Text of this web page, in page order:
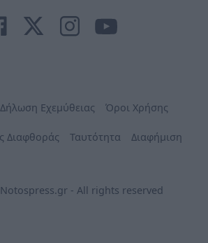
Δήλωση Εχεμύθειας Όροι Χρήσης
Διαφθοράς Ταυτότητα Διαφήμιση
- All rights reserved